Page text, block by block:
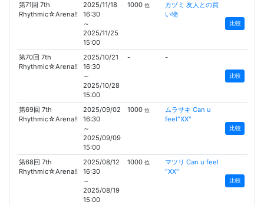
第71回 7th
Rhythmic☆Arena!!
2025/11/18
16:30
～
2025/11/25
15:00
1000位
カヅミ 友人との買
い物
比較
第70回 7th
Rhythmic☆Arena!!
2025/10/21
16:30
～
2025/10/28
15:00
- -
比較
第69回 7th
Rhythmic☆Arena!!
2025/09/02
16:30
～
2025/09/09
15:00
1000位
ムラサキ Can u
feel"XX"
比較
第68回 7th
Rhythmic☆Arena!!
2025/08/12
16:30
～
2025/08/19
15:00
1000位
マツリ Can u feel
"XX"
比較